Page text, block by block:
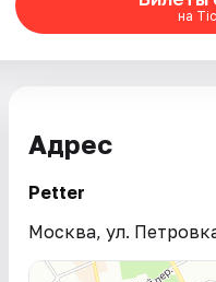
на
Адрес
Petter
Москва, ул.